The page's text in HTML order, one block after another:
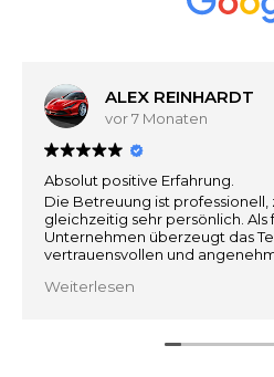
ALEX REINHARDT
vor 7 Monaten
Absolut positive Erfahrung.
Die Betreuung ist professionell,
gleichzeitig sehr persönlich.
Unternehmen überzeugt das
vertrauensvollen und
Besonders hervorzuheben ist
Weiterlesen